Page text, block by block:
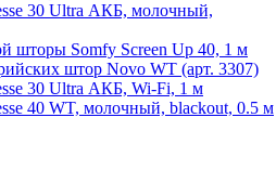
30 Ultra АКБ, молочный,
шторы Somfy Screen Up 40, 1 м
штор Novo WT (арт. 3307)
30 Ultra АКБ, Wi-Fi, 1 м
40 WT, молочный, blackout, 0.5 м